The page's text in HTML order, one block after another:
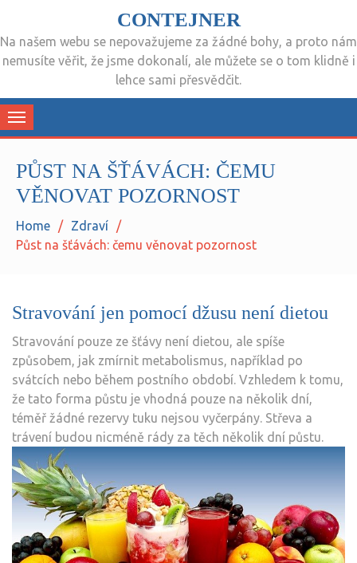
CONTEJNER
Na našem webu se nepovažujeme za žádné bohy, a proto nám
nemusíte věřit, že jsme dokonalí, ale můžete se o tom klidně i
lehce sami přesvědčit.
Toggle
navigation
PŮST NA ŠŤÁVÁCH: ČEMU
VĚNOVAT POZORNOST
Home
Zdraví
Půst na šťávách: čemu věnovat pozornost
Stravování jen pomocí džusu není dietou
Stravování pouze ze šťávy není dietou, ale spíše
způsobem, jak zmírnit metabolismus, například po
svátcích nebo během postního období. Vzhledem k tomu,
že tato forma půstu je vhodná pouze na několik dní,
téměř žádné rezervy tuku nejsou vyčerpány. Střeva a
trávení budou nicméně rády za těch několik dní půstu.